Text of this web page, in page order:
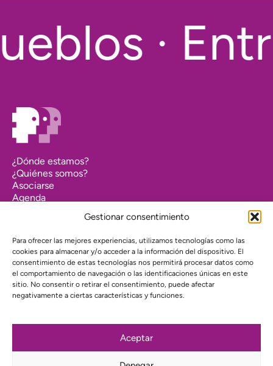
Gestionar consentimiento
Para ofrecer las mejores experiencias, utilizamos tecnologías como las
cookies para almacenar y/o acceder a la información del dispositivo. El
consentimiento de estas tecnologías nos permitirá procesar datos como
el comportamiento de navegación o las identificaciones únicas en este
sitio. No consentir o retirar el consentimiento, puede afectar
negativamente a ciertas características y funciones.
Aceptar
·
Suscríbete a nuestra newsletter
¿Dónde estamos?
¿Quiénes somos?
Asociarse
Agenda
Política de privacidad
Proyecto web financiado por: